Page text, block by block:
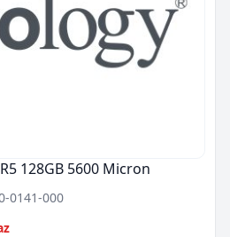
128GB 5600 Micron
0141-000